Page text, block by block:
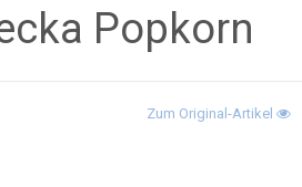
Popkorn
Zum Original-Artikel